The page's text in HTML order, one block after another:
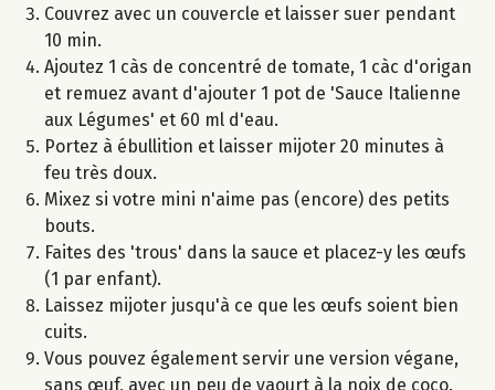
Couvrez avec un couvercle et laisser suer pendant
10 min.
Ajoutez 1 càs de concentré de tomate, 1 càc d'origan
et remuez avant d'ajouter 1 pot de 'Sauce Italienne
aux Légumes' et 60 ml d'eau.
Portez à ébullition et laisser mijoter 20 minutes à
feu très doux.
Mixez si votre mini n'aime pas (encore) des petits
bouts.
Faites des 'trous' dans la sauce et placez-y les œufs
(1 par enfant).
Laissez mijoter jusqu'à ce que les œufs soient bien
cuits.
Vous pouvez également servir une version végane,
sans œuf, avec un peu de yaourt à la noix de coco.